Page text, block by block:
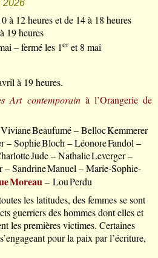
2026
à 12 heures et de 14 à 18 heures
19 heures
– fermé les 1eret 8 mai
à 19 heures.
Art contemporainà l’Orangerie de
Beaufumé – Belloc Kemmerer
– Sophie Bloch – Léonore Fandol –
Jude – Nathalie Leverger –
– Sandrine Manuel – Marie-Sophie-
Moreau– Lou Perdu
les latitudes, des femmes se sont
guerriers des hommes dont elles et
les premières victimes. Certaines
pour la paix par l’écriture,